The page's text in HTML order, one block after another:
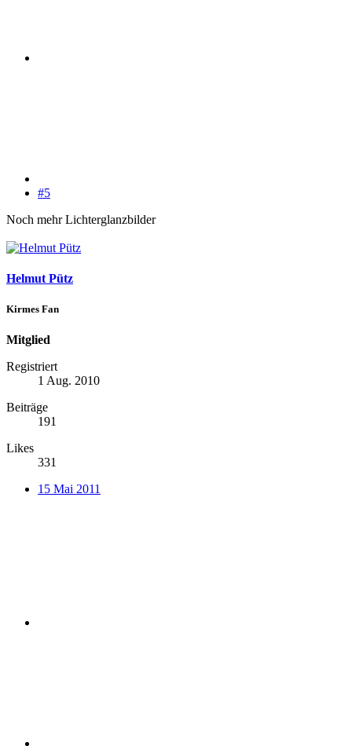
#5
Noch mehr Lichterglanzbilder
Helmut Pütz
Kirmes Fan
Mitglied
Registriert
1 Aug. 2010
Beiträge
191
Likes
331
15 Mai 2011